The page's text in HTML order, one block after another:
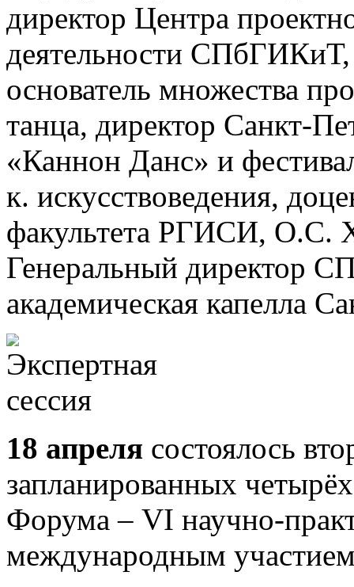
директор Центра
деятельности
основатель множества
танца, директор Санкт-
«Каннон Данс» и
к. искусствоведения,
факультета РГИСИ, О.С.
Генеральный директор
академическая капелла
18 апреля состоялось
запланированных
Форума – VI научно-
международным